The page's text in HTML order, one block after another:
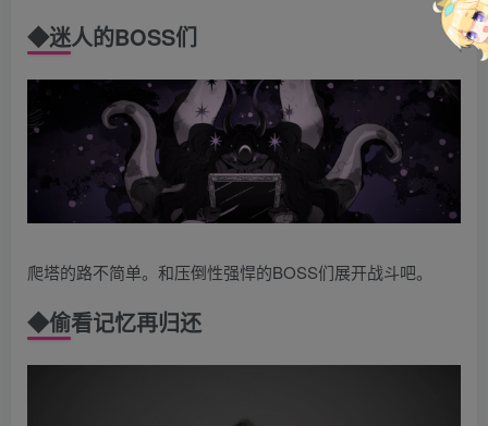
◆迷人的BOSS们
爬塔的路不简单。和压倒性强悍的BOSS们展开战斗吧。
◆偷看记忆再归还